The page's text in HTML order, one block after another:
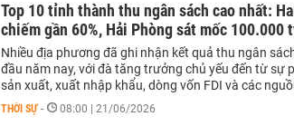
Top 10 tỉnh thành thu ngân sách cao nhất:
chiếm gần 60%, Hải Phòng sát mốc 100.000
Nhiều địa phương đã ghi nhận kết quả thu ngân
đầu năm nay, với đà tăng trưởng chủ yếu đến từ sự
sản xuất, xuất nhập khẩu, dòng vốn FDI và các
THỜI SỰ - 08:00 | 21/06/2026